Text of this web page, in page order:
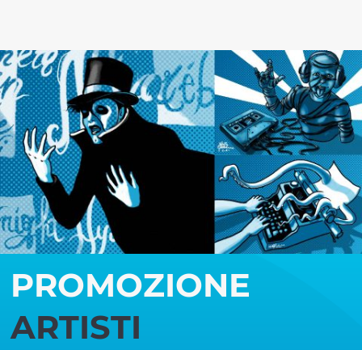
PROMOZIONE
ARTISTI